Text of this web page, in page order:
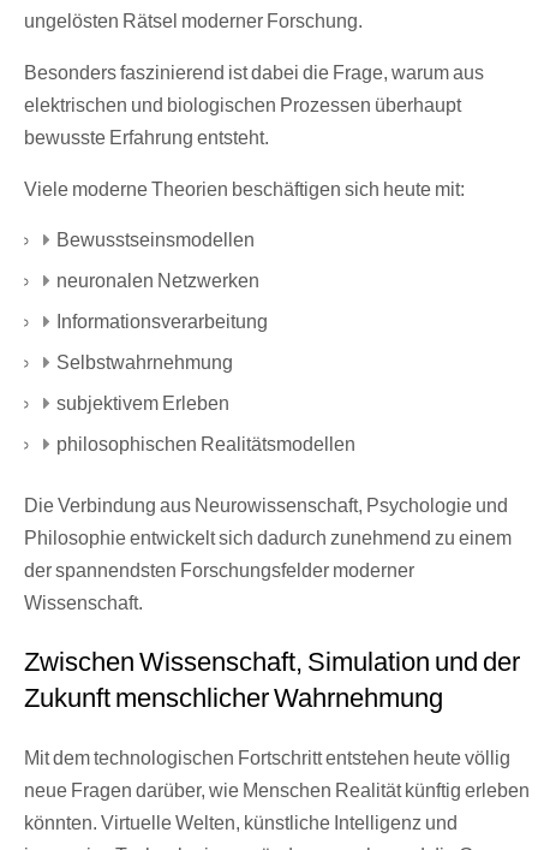
ungelösten Rätsel moderner Forschung.
Besonders faszinierend ist dabei die Frage, warum aus
elektrischen und biologischen Prozessen überhaupt
bewusste Erfahrung entsteht.
Viele moderne Theorien beschäftigen sich heute mit:
Bewusstseinsmodellen
neuronalen Netzwerken
Informationsverarbeitung
Selbstwahrnehmung
subjektivem Erleben
philosophischen Realitätsmodellen
Die Verbindung aus Neurowissenschaft, Psychologie und
Philosophie entwickelt sich dadurch zunehmend zu einem
der spannendsten Forschungsfelder moderner
Wissenschaft.
Zwischen Wissenschaft, Simulation und der
Zukunft menschlicher Wahrnehmung
Mit dem technologischen Fortschritt entstehen heute völlig
neue Fragen darüber, wie Menschen Realität künftig erleben
könnten. Virtuelle Welten, künstliche Intelligenz und